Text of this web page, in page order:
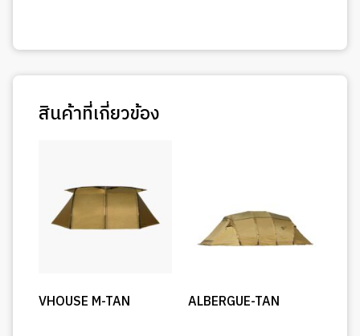
สินค้าที่เกี่ยวข้อง
VHOUSE M-TAN ALBERGUE-TAN